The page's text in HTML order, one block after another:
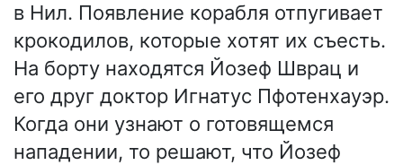
в Нил. Появление корабля отпугивает
крокодилов, которые хотят их съесть.
На борту находятся Йозеф Шврац и
его друг доктор Игнатус Пфотенхауэр.
Когда они узнают о готовящемся
нападении, то решают, что Йозеф